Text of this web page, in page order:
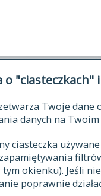
o "ciasteczkach"
Twoje dane
danych na
ciasteczka
okienku). Jeśli
poprawnie